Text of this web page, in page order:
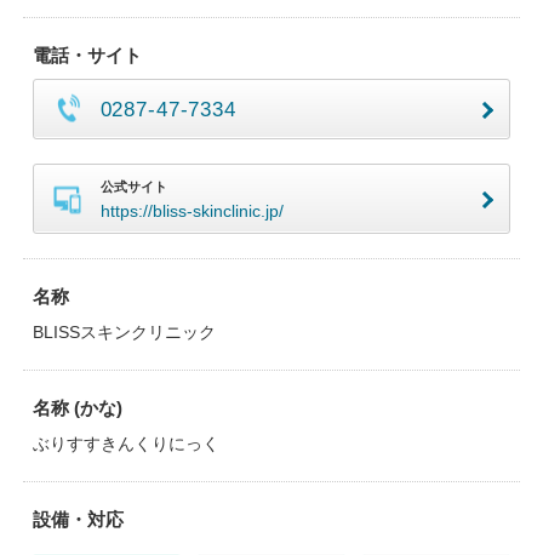
電話・サイト
0287-47-7334
公式サイト
https://bliss-skinclinic.jp/
名称
BLISSスキンクリニック
名称 (かな)
ぶりすすきんくりにっく
設備・対応